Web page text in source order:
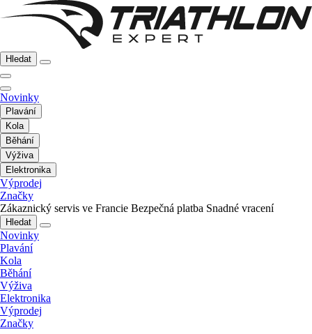
Hledat
Novinky
Plavání
Kola
Běhání
Výživa
Elektronika
Výprodej
Značky
Zákaznický servis ve Francie Bezpečná platba Snadné vracení
Hledat
Novinky
Plavání
Kola
Běhání
Výživa
Elektronika
Výprodej
Značky